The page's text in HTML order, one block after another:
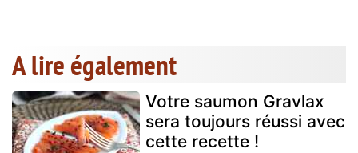
A lire également
Votre saumon Gravlax
sera toujours réussi avec
cette recette !